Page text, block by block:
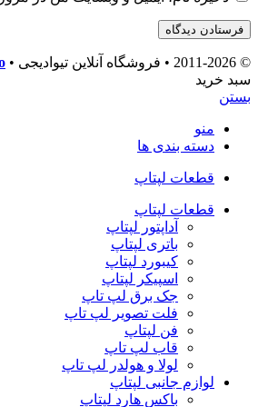
© 2011-2026 • فروشگاه آنلاین تیوادیجی • Theme designed and coded by
سبد خرید
بستن
منو
دسته بندی ها
قطعات لپتاپ
قطعات لپتاپ
آداپتور لپتاپ
باتری لپتاپ
کیبورد لپتاپ
اسپیکر لپتاپ
جک برق لپ تاپ
فلت تصویر لپ تاپ
فن لپتاپ
قاب لپ تاپ
لولا و هولدر لپ تاپ
لوازم جانبی لپتاپ
باکس هارد لپتاپ